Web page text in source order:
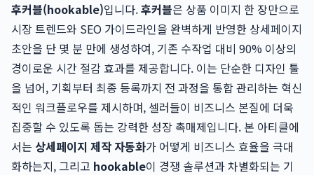
후커블(hookable)입니다.후커블은 상품 이미지 한 장만으로
시장 트렌드와 SEO 가이드라인을 완벽하게 반영한 상세페이지
초안을 단 몇 분 만에 생성하여, 기존 수작업 대비 90% 이상의
경이로운 시간 절감 효과를 제공합니다. 이는 단순한 디자인 툴
을 넘어, 기획부터 최종 등록까지 전 과정을 통합 관리하는 혁신
적인 워크플로우를 제시하며, 셀러들이 비즈니스 본질에 더욱
집중할 수 있도록 돕는 강력한 성장 촉매제입니다. 본 아티클에
서는 상세페이지 제작 자동화가 어떻게 비즈니스 효율을 극대
화하는지, 그리고 hookable이 경쟁 솔루션과 차별화되는 기